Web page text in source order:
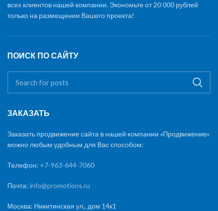
всех клиентов нашей компании. Экономьте от 20 000 рублей
только на размещении Вашего проекта!
ПОИСК ПО САЙТУ
ЗАКАЗАТЬ
Заказать продвижение сайта в нашей компании «Продвижение»
можно любым удобным для Вас способом:
Телефон: +7-963-644-7060
Почта: info@promotions.ru
Москва: Никитинская ул., дом 14к1